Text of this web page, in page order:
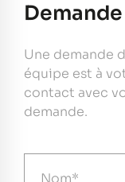
Une demande
équipe est à
contact avec
demande.